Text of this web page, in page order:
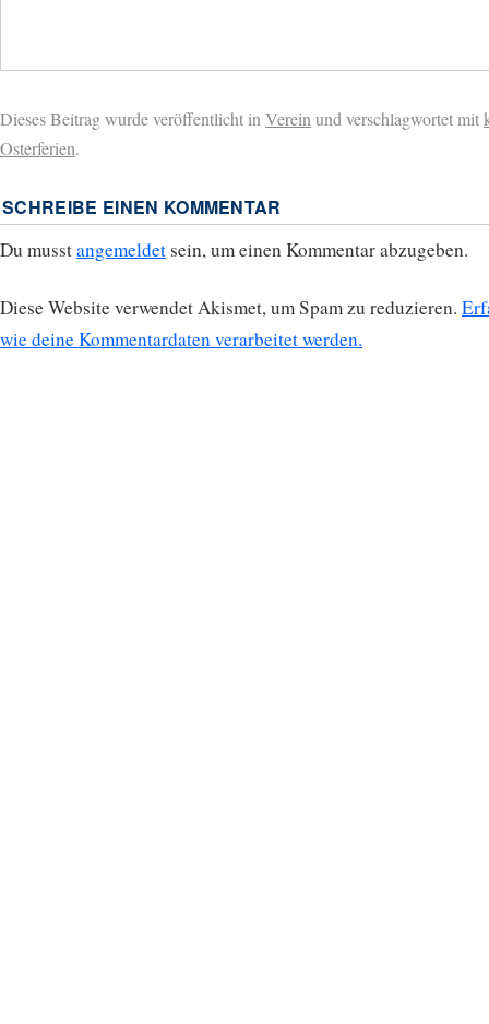
Dieses Beitrag wurde veröffentlicht inVereinund verschlagwortet mit
Osterferien.
SCHREIBE EINEN KOMMENTAR
Du musstangemeldet sein, um einen Kommentar abzugeben.
Diese Website verwendet Akismet, um Spam zu reduzieren.
wie deine Kommentardaten verarbeitet werden.